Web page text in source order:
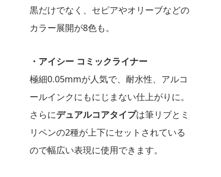
黒だけでなく、セピアやオリーブなどの
カラー展開が8色も。
・アイシー コミックライナー
極細0.05mmが人気で、耐水性、アルコ
ールインクにもにじまない仕上がりに。
さらにデュアルコアタイプは筆リブとミ
リペンの2種が上下にセットされている
ので幅広い表現に使用できます。